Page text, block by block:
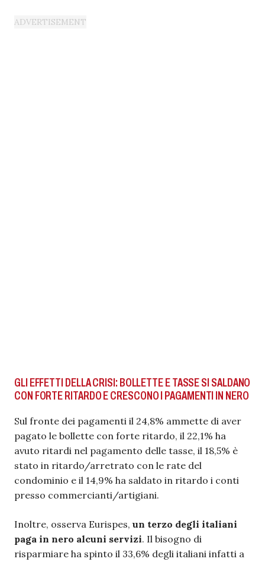
GLI EFFETTI DELLA CRISI: BOLLETTE E TASSE SI SALDANO
CON FORTE RITARDO E CRESCONO I PAGAMENTI IN NERO
Sul fronte dei pagamenti il 24,8% ammette di aver
pagato le bollette con forte ritardo, il 22,1% ha
avuto ritardi nel pagamento delle tasse, il 18,5% è
stato in ritardo/arretrato con le rate del
condominio e il 14,9% ha saldato in ritardo i conti
presso commercianti/artigiani.
Inoltre, osserva Eurispes, un terzo degli italiani
paga in nero alcuni servizi. Il bisogno di
risparmiare ha spinto il 33,6% degli italiani infatti a